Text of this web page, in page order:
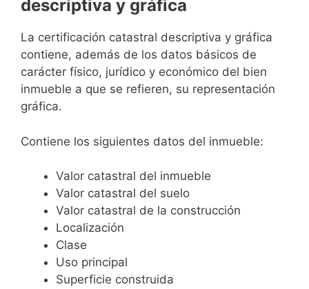
descriptiva y gráfica
La certificación catastral descriptiva y gráfica
contiene, además de los datos básicos de
carácter físico, jurídico y económico del bien
inmueble a que se refieren, su representación
gráfica.
Contiene los siguientes datos del inmueble:
Valor catastral del inmueble
Valor catastral del suelo
Valor catastral de la construcción
Localización
Clase
Uso principal
Superficie construida